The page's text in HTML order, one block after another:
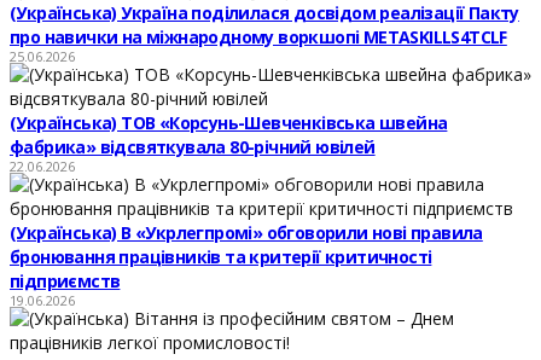
(Українська) Україна поділилася досвідом реалізації Пакту
про навички на міжнародному воркшопі METASKILLS4TCLF
25.06.2026
(Українська) ТОВ «Корсунь-Шевченківська швейна
фабрика» відсвяткувала 80-річний ювілей
22.06.2026
(Українська) В «Укрлегпромі» обговорили нові правила
бронювання працівників та критерії критичності
підприємств
19.06.2026